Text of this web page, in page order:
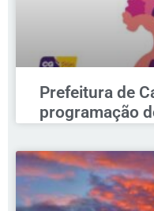
Prefeitura de
programação